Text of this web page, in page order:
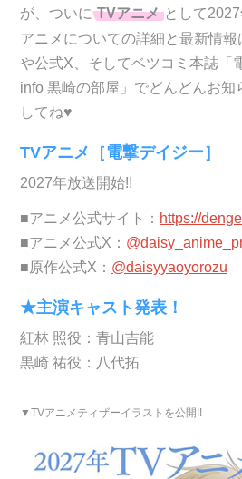
が、ついに TVアニメ として
アニメについての詳細と最新情報
や公式X、そしてベツコミ本誌「
info 黒崎の部屋」でどんどんお知
してね♥
TVアニメ［電撃デイジー］
2027年放送開始!!
■アニメ公式サイト： https://
■アニメ公式X：
■原作公式X： @daisyyaoyorozu
★主演キャスト発表！
紅林 照役：青山吉能
黒崎 祐役：八代拓
▼TVアニメティザーイラストを公開!!